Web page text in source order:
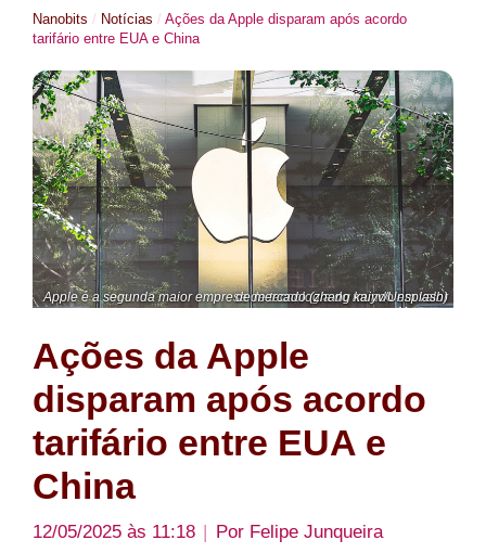
Nanobits / Notícias / Ações da Apple disparam após acordo
tarifário entre EUA e China
Apple é a segunda maior empresa de tecnologia do mundo em valor de mercado (zhang kaiyv/Unsplash)
Ações da Apple
disparam após acordo
tarifário entre EUA e
China
12/05/2025 às 11:18 Por Felipe Junqueira